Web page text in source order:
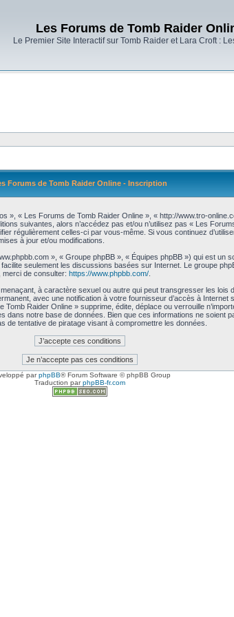
Les Forums de Tomb Raider
Le Premier Site Interactif sur Tomb Raider et Lara Croft :
Forums de Tomb Raider Online - Inscription
« Les Forums de Tomb Raider Online », « http://www.tro-
suivantes, alors n’accédez pas et/ou n’utilisez pas « Les
régulièrement celles-ci par vous-même. Si vous continuez
à jour et/ou modifications.
», « Groupe phpBB », « Équipes phpBB ») qui est un
seulement les discussions basées sur Internet. Le groupe
merci de consulter: https://www.phpbb.com/.
à caractère sexuel ou autre qui peut transgresser les
avec une notification à votre fournisseur d’accès à
Raider Online » supprime, édite, déplace ou verrouille
notre base de données. Bien que ces informations ne soient
de tentative de piratage visant à compromettre les données.
parphpBB® Forum Software © phpBB Group
Traduction parphpBB-fr.com